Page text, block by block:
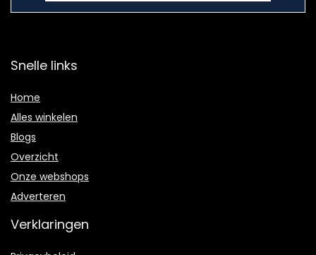
Snelle links
Home
Alles winkelen
Blogs
Overzicht
Onze webshops
Adverteren
Verklaringen